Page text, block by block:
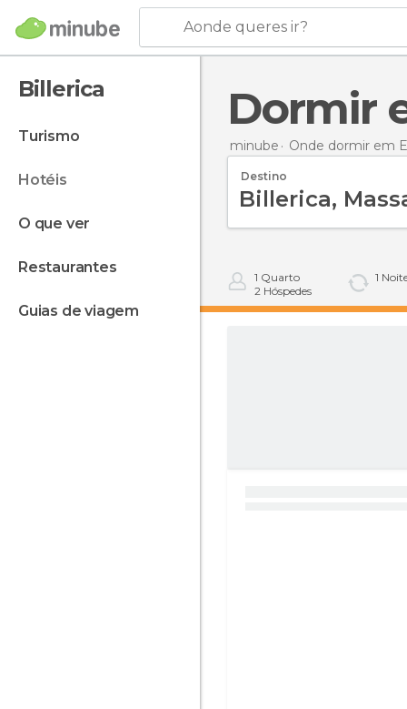
Aonde queres ir?
Billerica
turismo
hotéis
o que ver
restaurantes
guias de viagem
minube Onde dormir em
Destino
1 Quarto
2 Hóspedes
1